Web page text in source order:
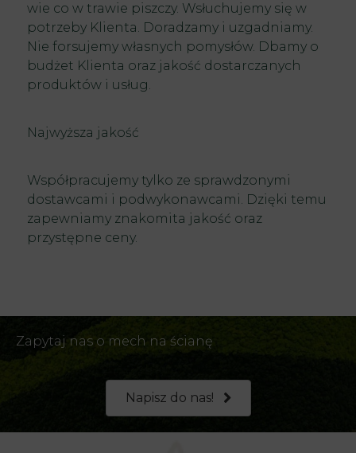
wie co w trawie piszczy. Wsłuchujemy się w
potrzeby Klienta. Doradzamy i uzgadniamy.
Nie forsujemy własnych pomysłów. Dbamy o
budżet Klienta oraz jakość dostarczanych
produktów i usług.
Najwyższa jakość
Współpracujemy tylko ze sprawdzonymi
dostawcami i podwykonawcami. Dzięki temu
zapewniamy znakomita jakość oraz
przystępne ceny.
Zapytaj nas o mech na ścianę
Napisz do nas!